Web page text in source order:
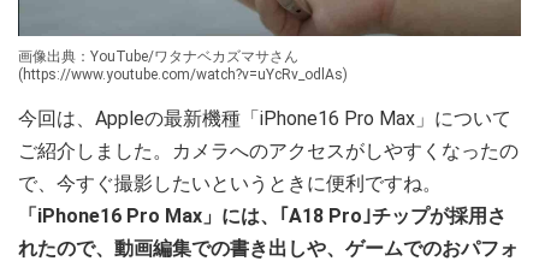
画像出典：YouTube/ワタナベカズマサさん
(https://www.youtube.com/watch?v=uYcRv_odlAs)
今回は、Appleの最新機種「iPhone16 Pro Max」について
ご紹介しました。カメラへのアクセスがしやすくなったの
で、今すぐ撮影したいというときに便利ですね。
「iPhone16 Pro Max」には、｢A18 Pro｣チップが採用さ
れたので、動画編集での書き出しや、ゲームでのおパフォ